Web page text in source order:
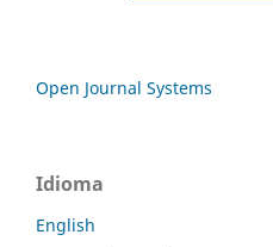
Open Journal Systems
Idioma
English